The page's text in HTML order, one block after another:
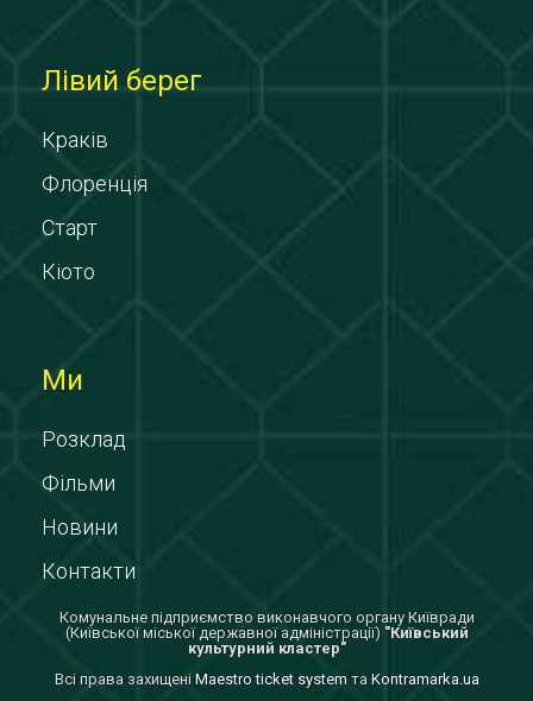
Лівий берег
Краків
Флоренція
Старт
Кіото
Ми
Розклад
Фільми
Новини
Контакти
Комунальне підприємство виконавчого органу Київради
(Київської міської державної адміністрації) "Київський
культурний кластер"
Всi права захищенi Maestro ticket system та Kontramarka.ua